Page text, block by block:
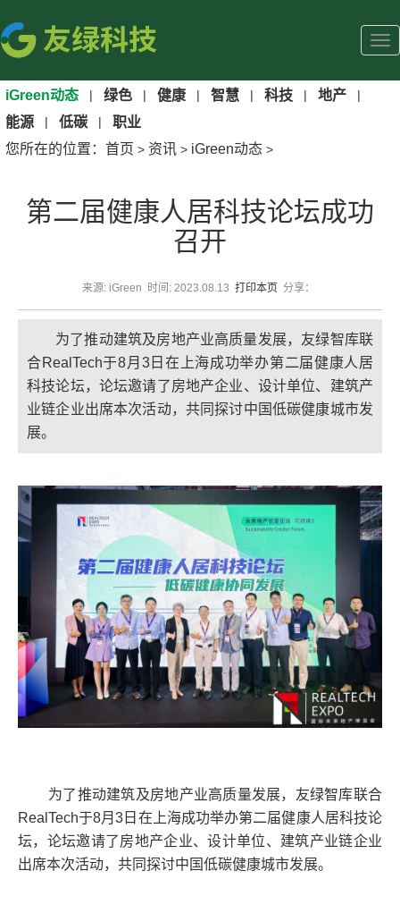
iGreen动态 | 绿色 | 健康 | 智慧 | 科技 | 地产 |
能源 | 低碳 |
职业
您所在的位置： 首页 > 资讯 > iGreen动态 >
第二届健康人居科技论坛成功
召开
来源: iGreen 时间: 2023.08.13 打印本页分享：
为了推动建筑及房地产业高质量发展，友绿智库联
合RealTech于8月3日在上海成功举办第二届健康人居
科技论坛，论坛邀请了房地产企业、设计单位、建筑产
业链企业出席本次活动，共同探讨中国低碳健康城市发
展。
为了推动建筑及房地产业高质量发展，友绿智库联合
RealTech于8月3日在上海成功举办第二届健康人居科技论
坛，论坛邀请了房地产企业、设计单位、建筑产业链企业
出席本次活动，共同探讨中国低碳健康城市发展。